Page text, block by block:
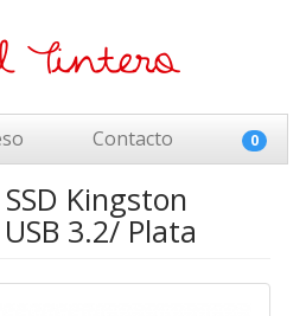
Contacto 0
Kingston
3.2/ Plata